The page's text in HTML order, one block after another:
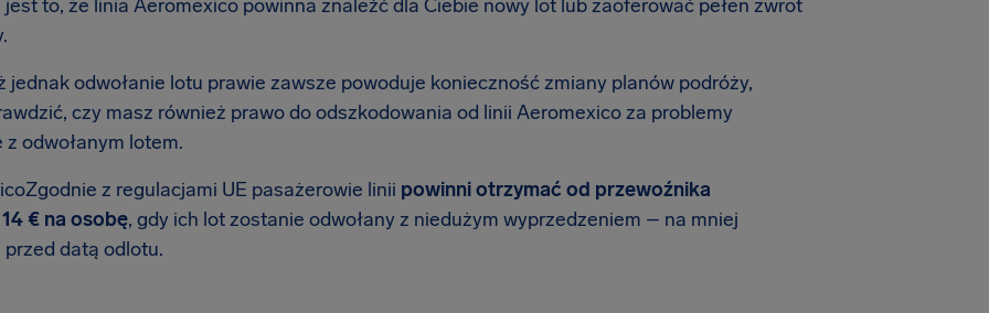
jest to, że linia Aeromexico powinna znaleźć dla Ciebie nowy lot lub zaoferować pełen zwrot
jednak odwołanie lotu prawie zawsze powoduje konieczność zmiany planów podróży,
czy masz również prawo do odszkodowania od linii Aeromexico za problemy
z odwołanym lotem.
z regulacjami UE pasażerowie linii powinni otrzymać od przewoźnika
€ na osobę, gdy ich lot zostanie odwołany z niedużym wyprzedzeniem – na mniej
przed datą odlotu.